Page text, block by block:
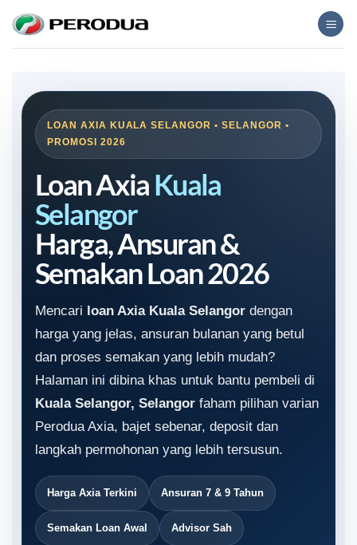
content
LOAN AXIA KUALA SELANGOR • SELANGOR •
PROMOSI 2026
Loan AxiaKuala
Selangor
Harga, Ansuran &
Semakan Loan 2026
Mencari loan Axia Kuala Selangor dengan
harga yang jelas, ansuran bulanan yang betul
dan proses semakan yang lebih mudah?
Halaman ini dibina khas untuk bantu pembeli di
Kuala Selangor, Selangor faham pilihan varian
Perodua Axia, bajet sebenar, deposit dan
langkah permohonan yang lebih tersusun.
Harga Axia Terkini Ansuran 7 & 9 Tahun
Semakan Loan Awal Advisor Sah